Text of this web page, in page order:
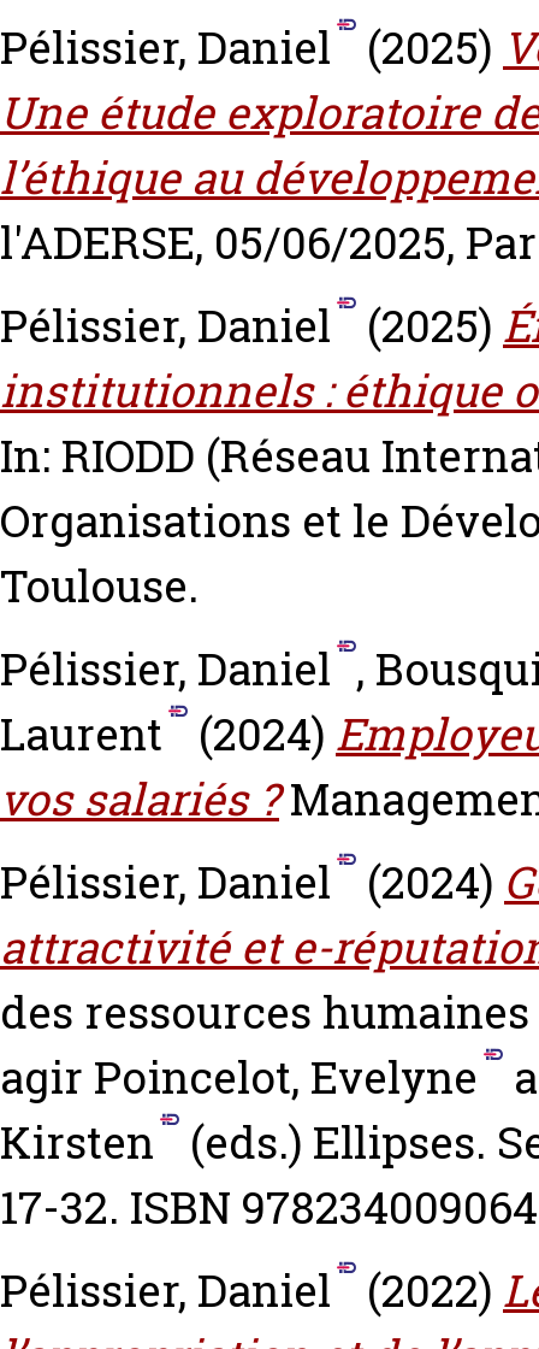
Pélissier, Daniel
(2025)
Une étude exploratoire
l’éthique au
l'ADERSE, 05/06/2025,
Pélissier, Daniel
(2025)
institutionnels : éthique
In: RIODD (Réseau
Organisations et le
Toulouse.
Pélissier, Daniel ,
Laurent
(2024)
vos salariés ?
Pélissier, Daniel
(2024)
attractivité et e-
des ressources
agir Poincelot, Evelyne
Kirsten
(eds.) Ellipses.
17-32. ISBN
Pélissier, Daniel
(2022)